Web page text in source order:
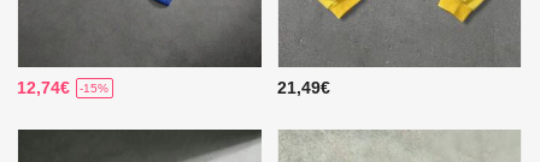
12,74€ -15% 21,49€